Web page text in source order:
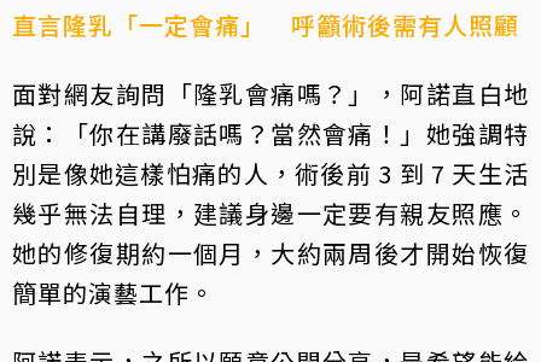
直言隆乳「一定會痛」 呼籲術後需有人照顧
面對網友詢問「隆乳會痛嗎？」，阿諾直白地
說：「你在講廢話嗎？當然會痛！」她強調特
別是像她這樣怕痛的人，術後前 3 到 7 天生活
幾乎無法自理，建議身邊一定要有親友照應。
她的修復期約一個月，大約兩周後才開始恢復
簡單的演藝工作。